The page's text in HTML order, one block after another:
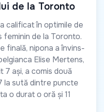
de la Toronto
calificat în optimile de
feminin de la Toronto.
finală, nipona a învins-
Elise Mertens,
7 ași, a comis două
la sută dintre puncte
o durat o oră și 11